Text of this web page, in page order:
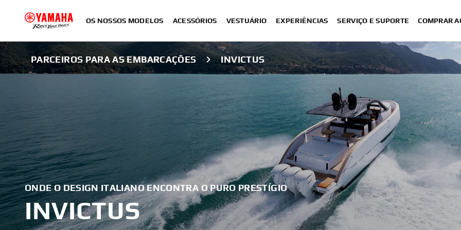
OS NOSSOS MODELOS ACESSÓRIOS VESTUÁRIO EXPERIÊNCIAS SERVIÇO E SUPORTE COMPRAR
PARCEIROS PARA AS EMBARCAÇÕES INVICTUS
ONDE O DESIGN ITALIANO ENCONTRA O PURO PRESTÍGIO
INVICTUS